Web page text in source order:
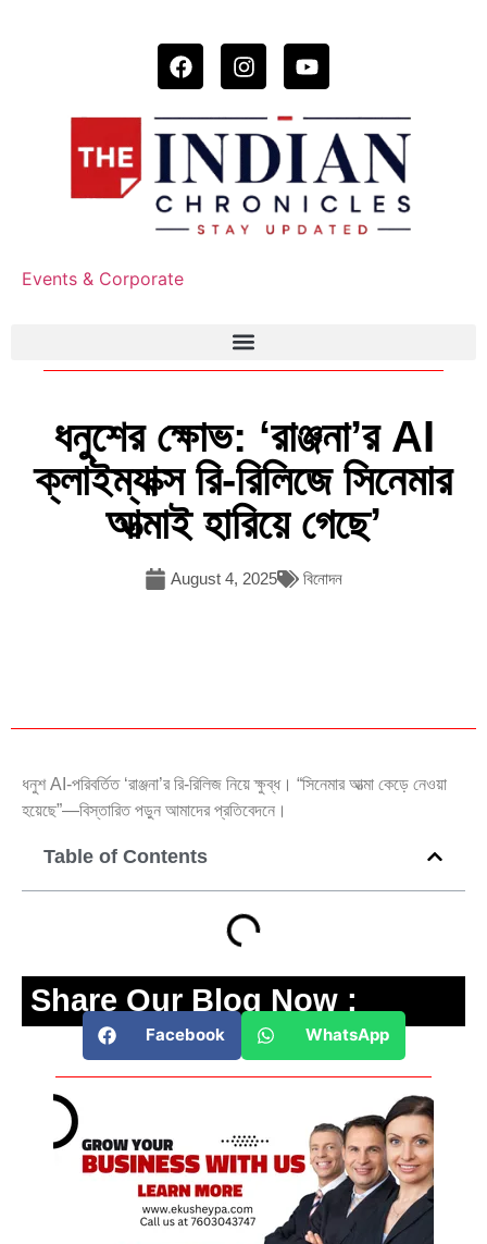
Events & Corporate
ধনুশের ক্ষোভ: ‘রাঞ্জনা’র AI
ক্লাইম্যাক্স রি-রিলিজে সিনেমার
আত্মাই হারিয়ে গেছে’
August 4, 2025 বিনোদন
ধনুশ AI-পরিবর্তিত ‘রাঞ্জনা’র রি-রিলিজ নিয়ে ক্ষুব্ধ। “সিনেমার আত্মা কেড়ে নেওয়া
হয়েছে”—বিস্তারিত পড়ুন আমাদের প্রতিবেদনে।
Table of Contents
Share Our Blog Now :
Facebook WhatsApp